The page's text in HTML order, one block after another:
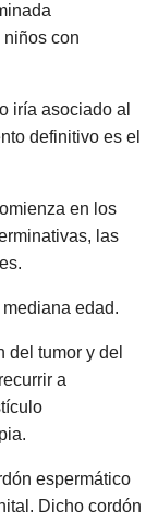
con
iría asociado al
definitivo es el
en los
las
edad.
del tumor y del
a
espermático
Dicho cordón